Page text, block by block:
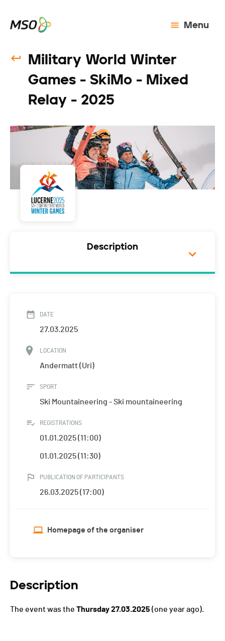
Menu
Military World Winter
Games - SkiMo - Mixed
Relay - 2025
Description
DATE
27.03.2025
LOCATION
Andermatt (Uri)
SPORT
Ski Mountaineering - Ski mountaineering
REGISTRATIONS
01.01.2025 (11:00)
01.01.2025 (11:30)
PUBLICATION OF PARTICIPANTS
26.03.2025 (17:00)
Homepage of the organiser
Description
The event was the Thursday 27.03.2025 (one year ago).